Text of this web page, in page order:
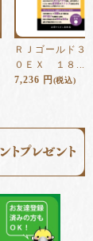
ＲＪゴールド３
０ＥＸ １８...
7,236 円 (税込)